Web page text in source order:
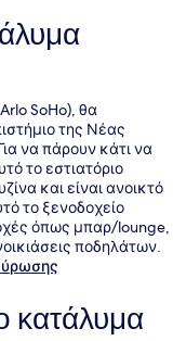
SoHo), θα
της Νέας
να πάρουν κάτι να
το εστιατόριο
και είναι ανοικτό
το ξενοδοχείο
όπως μπαρ/lounge,
ποδηλάτων.
κοντινή απόσταση
και το σημείο
απέχει 5 λεπτά.
κατάλυμα